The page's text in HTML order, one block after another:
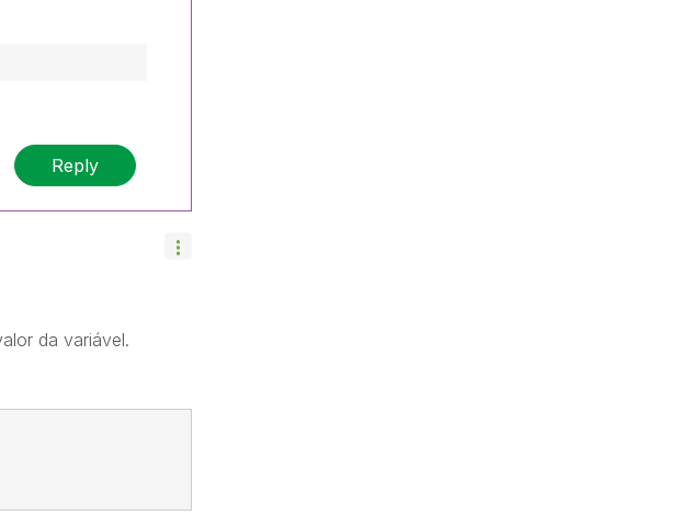
Reply
da variável.